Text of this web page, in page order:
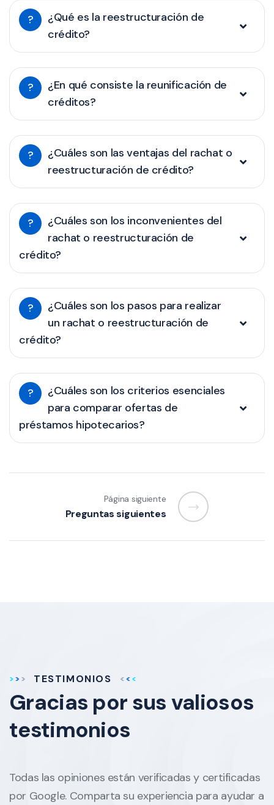
?
¿Qué es la reestructuración de
crédito?
?
¿En qué consiste la reunificación de
créditos?
?
¿Cuáles son las ventajas del rachat o
reestructuración de crédito?
?
¿Cuáles son los inconvenientes del
rachat o reestructuración de
crédito?
?
¿Cuáles son los pasos para realizar
un rachat o reestructuración de
crédito?
?
¿Cuáles son los criterios esenciales
para comparar ofertas de
préstamos hipotecarios?
Página siguiente
Preguntas siguientes
TESTIMONIOS
Gracias por susvaliosos
testimonios
Todas las opiniones están verificadas y certificadas
por Google. Comparta su experiencia para ayudar a